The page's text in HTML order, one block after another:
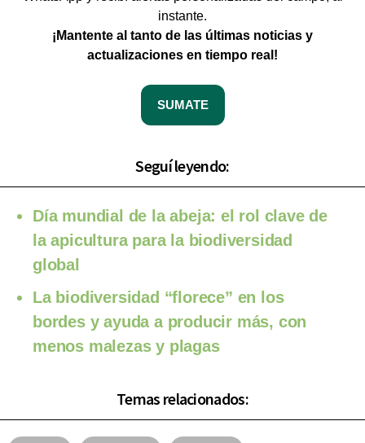
instante.
¡Mantente al tanto de las últimas noticias y
actualizaciones en tiempo real!
SUMATE
Seguí leyendo:
Día mundial de la abeja: el rol clave de
la apicultura para la biodiversidad
global
La biodiversidad “florece” en los
bordes y ayuda a producir más, con
menos malezas y plagas
Temas relacionados: